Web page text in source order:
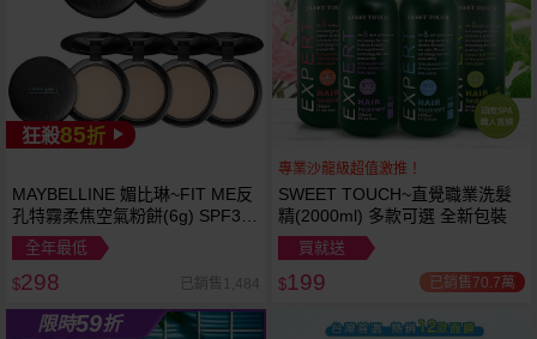
越多越
便宜 便宜
狂殺85折
MAYBELLINE 媚比琳~FIT ME反
孔特霧柔焦空氣粉餅(6g) SPF32
PA+++ 款式可選 空氣小圓餅
全年最低
$298 已銷售1,484
專業沙龍級超值激推！
SWEET TOUCH~直覺職業洗髮
精(2000ml) 多款可選 全新包裝
買就送
$199 已銷售70.7萬
限時59折